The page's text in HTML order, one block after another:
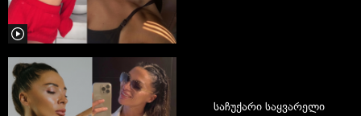
საჩუქარი საყვარელი